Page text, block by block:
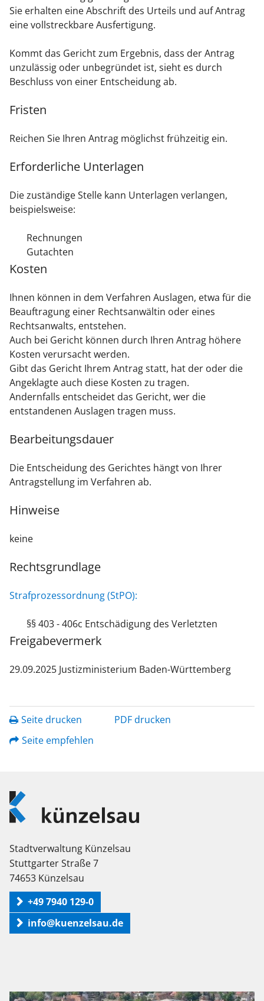
Sie erhalten eine Abschrift des Urteils und auf Antrag
eine vollstreckbare Ausfertigung.
Kommt das Gericht zum Ergebnis, dass der Antrag
unzulässig oder unbegründet ist, sieht es durch
Beschluss von einer Entscheidung ab.
Fristen
Reichen Sie Ihren Antrag möglichst frühzeitig ein.
Erforderliche Unterlagen
Die zuständige Stelle kann Unterlagen verlangen,
beispielsweise:
Rechnungen
Gutachten
Kosten
Ihnen können in dem Verfahren Auslagen, etwa für die
Beauftragung einer Rechtsanwältin oder eines
Rechtsanwalts, entstehen.
Auch bei Gericht können durch Ihren Antrag höhere
Kosten verursacht werden.
Gibt das Gericht Ihrem Antrag statt, hat der oder die
Angeklagte auch diese Kosten zu tragen.
Andernfalls entscheidet das Gericht, wer die
entstandenen Auslagen tragen muss.
Bearbeitungsdauer
Die Entscheidung des Gerichtes hängt von Ihrer
Antragstellung im Verfahren ab.
Hinweise
keine
Rechtsgrundlage
Strafprozessordnung (StPO):
§§ 403 - 406c Entschädigung des Verletzten
Freigabevermerk
29.09.2025 Justizministerium Baden-Württemberg
Seite drucken
PDF drucken
Seite empfehlen
Logo
Künzelsau
Stadtverwaltung Künzelsau
Stuttgarter Straße 7
74653 Künzelsau
+49 7940 129-0
info@kuenzelsau.de